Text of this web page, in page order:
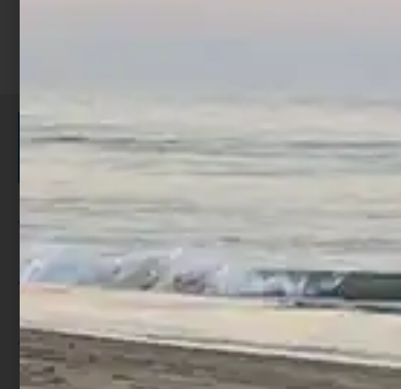
ISCRIVITI E RICEVI 3,50€ DI
SCONTO >
Per ogni acquisto accumuli ulteriori
punti;
Utilizza i punti per ricevere uno
I punti sono indicati nella pagina
prodotto;